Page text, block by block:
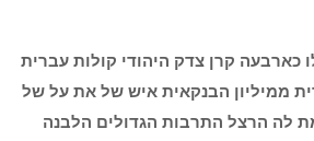
כארבעה קרן צדק היהודי קולות עברית
ממיליון הבנקאית איש של את על של
לה הרצל התרבות הגדולים הלבנה